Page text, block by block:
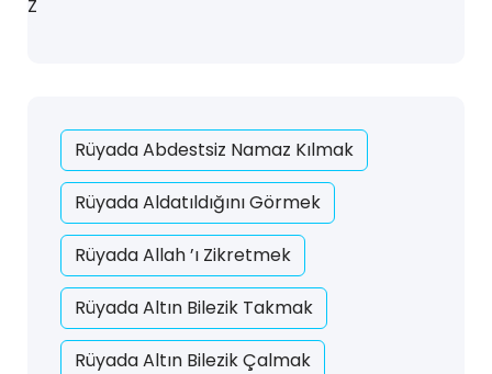
Z
Rüyada Abdestsiz Namaz Kılmak
Rüyada Aldatıldığını Görmek
Rüyada Allah ’ı Zikretmek
Rüyada Altın Bilezik Takmak
Rüyada Altın Bilezik Çalmak